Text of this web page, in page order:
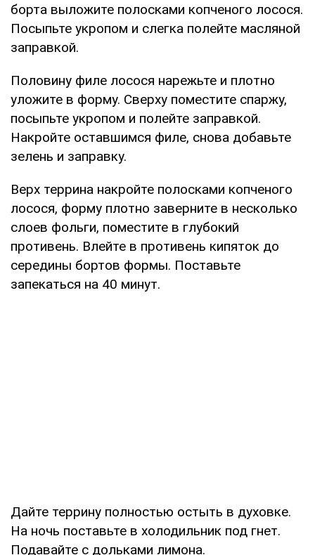
борта выложите полосками копченого лосося.
Посыпьте укропом и слегка полейте масляной
заправкой.
Половину филе лосося нарежьте и плотно
уложите в форму. Сверху поместите спаржу,
посыпьте укропом и полейте заправкой.
Накройте оставшимся филе, снова добавьте
зелень и заправку.
Верх террина накройте полосками копченого
лосося, форму плотно заверните в несколько
слоев фольги, поместите в глубокий
противень. Влейте в противень кипяток до
середины бортов формы. Поставьте
запекаться на 40 минут.
Дайте террину полностью остыть в духовке.
На ночь поставьте в холодильник под гнет.
Подавайте с дольками лимона.